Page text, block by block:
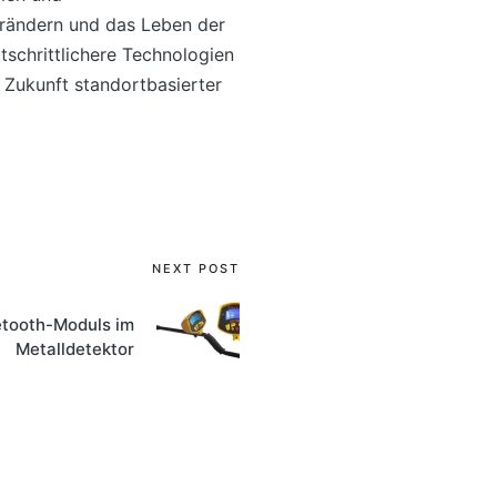
und das Leben der
Technologien
Zukunft standortbasierter
NEXT POST
Moduls im
Metalldetektor